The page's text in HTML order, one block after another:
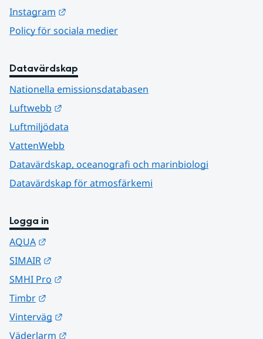
Instagram
Policy för sociala medier
Datavärdskap
Nationella emissionsdatabasen
Luftwebb
Luftmiljödata
VattenWebb
Datavärdskap, oceanografi och marinbiologi
Datavärdskap för atmosfärkemi
Logga in
AQUA
SIMAIR
SMHI Pro
Timbr
Vinterväg
Väderlarm